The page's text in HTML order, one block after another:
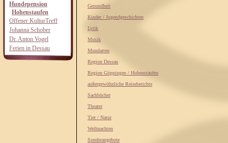
Hundepension
Hohenstaufen
Offener KulturTreff
Johanna Schober
Dr. Anton Vogel
Ferien in Dessau
Gesundheit
Kinder / Jugendgeschichten
Lyrik
Musik
Mundarten
Region Dessau
Region Göppingen / Hohenstaufen
außergewöhnliche Reiseberichte
Sachbücher
Theater
Tier / Natur
Weihnachten
Sonderangebote